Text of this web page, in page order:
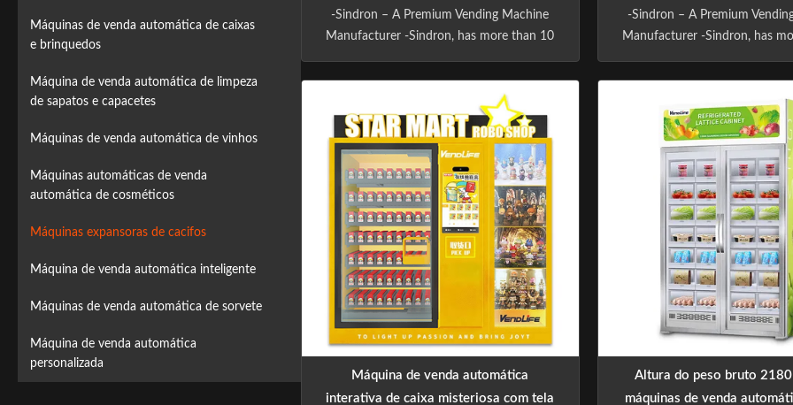
Máquinas de venda automática de caixas
e brinquedos
Máquina de venda automática de limpeza
de sapatos e capacetes
Máquinas de venda automática de vinhos
Máquinas automáticas de venda
automática de cosméticos
Máquinas expansoras de cacifos
Máquina de venda automática inteligente
Máquinas de venda automática de sorvete
Máquina de venda automática
personalizada
aceitador de moedas
-Sindron – A Premium Vending Machine
Manufacturer -Sindron, has more than 10
industry ,is constantly applying cutting-
edge technology to the smart retail
industry with the philosophy of "Let
technology benefit life". We have focused
on R&D and producing drink and ...
-Sindron – A Premium
Manufacturer -Sindron, has
industry ,is constantly
edge technology to the
industry with the philosophy
technology benefit life". We
on R&D and producing
Máquina de venda automática
interativa de caixa misteriosa com tela
Altura do peso bruto
máquinas de venda